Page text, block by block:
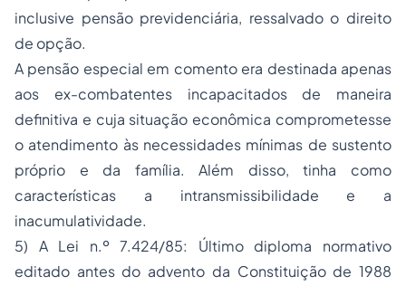
inclusive pensão previdenciária, ressalvado o direito
de opção.
A pensão especial em comento era destinada apenas
aos ex-combatentes incapacitados de maneira
definitiva e cuja situação econômica comprometesse
o atendimento às necessidades mínimas de sustento
próprio e da família. Além disso, tinha como
características a intransmissibilidade e a
inacumulatividade.
5) A Lei n.º 7.424/85: Último diploma normativo
editado antes do advento da Constituição de 1988